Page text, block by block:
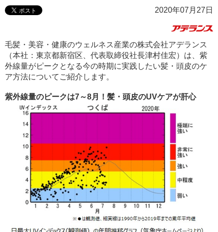
2020年07月27日
毛髪・美容・健康のウェルネス産業の株式会社アデランス
（本社：東京都新宿区、代表取締役社長津村佳宏）は、紫
外線量がピークとなる今の時期に実践したい髪・頭皮のケ
ア方法についてご紹介します。
紫外線量のピークは7～8月！髪・頭皮のUVケアが肝心